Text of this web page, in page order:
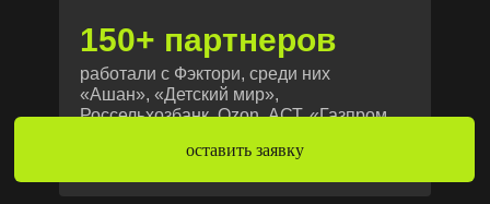
оставить заявку
150+ партнеров
работали с Фэктори, среди них
«Ашан», «Детский мир»,
Россельхозбанк, Ozon, АСТ, «Газпром